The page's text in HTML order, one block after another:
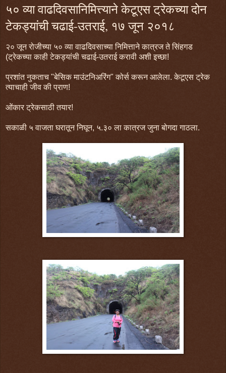
५० व्या वाढदिवसानिमित्त्याने केटूएस ट्रेकच्या दोन
टेकड्यांची चढाई-उतराई, १७ जून २०१८
२० जून रोजीच्या ५० व्या वाढदिवसाच्या निमित्ताने कात्रज ते सिंहगड
(ट्रेकच्या काही टेकड्यांची चढाई-उतराई करावी अशी इच्छा!
प्रशांत नुकताच "बेसिक माउंटनिअरिंग" कोर्स करून आलेला. केटूएस ट्रेक
त्याचाही जीव की प्राण!
ओंकार ट्रेकसाठी तयार!
सकाळी ५ वाजता घरातून निघून, ५.३० ला कात्रज जुना बोगदा गाठला.